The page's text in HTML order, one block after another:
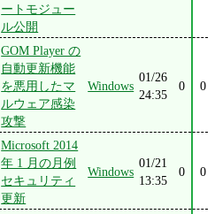
ートモジュー
ル公開
GOM Player の
自動更新機能
を悪用したマ
ルウェア感染
攻撃
Windows
01/26
24:35
0 0
Microsoft 2014
年 1 月の月例
セキュリティ
更新
Windows
01/21
13:35
0 0